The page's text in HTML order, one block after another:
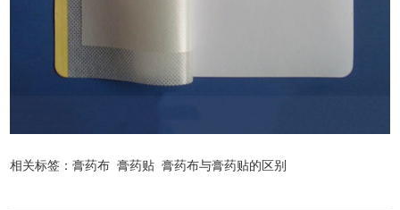
相关标签： 膏药布 膏药贴 膏药布与膏药贴的区别